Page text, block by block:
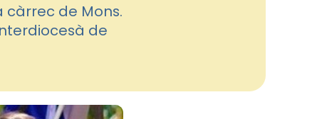
càrrec de Mons.
de